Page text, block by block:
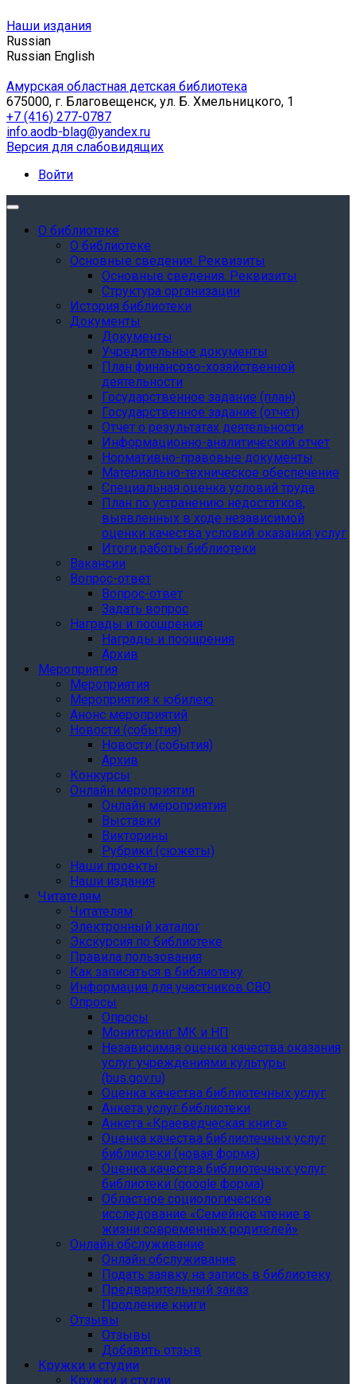
Наши издания
Russian
Russian English
Амурская областная детская библиотека
675000, г. Благовещенск, ул. Б. Хмельницкого, 1
+7 (416) 277-0787
info.aodb-blag@yandex.ru
Версия для слабовидящих
Войти
О библиотеке
О библиотеке
Основные сведения. Реквизиты
Основные сведения. Реквизиты
Структура организации
История библиотеки
Документы
Документы
Учредительные документы
План финансово-хозяйственной
деятельности
Государственное задание (план)
Государственное задание (отчет)
Отчет о результатах деятельности
Информационно-аналитический отчет
Нормативно-правовые документы
Материально-техническое обеспечение
Специальная оценка условий труда
План по устранению недостатков,
выявленных в ходе независимой
оценки качества условий оказания услуг
Итоги работы библиотеки
Вакансии
Вопрос-ответ
Вопрос-ответ
Задать вопрос
Награды и поощрения
Награды и поощрения
Архив
Мероприятия
Мероприятия
Мероприятия к юбилею
Анонс мероприятий
Новости (события)
Новости (события)
Архив
Конкурсы
Онлайн мероприятия
Онлайн мероприятия
Выставки
Викторины
Рубрики (сюжеты)
Наши проекты
Наши издания
Читателям
Читателям
Электронный каталог
Экскурсия по библиотеке
Правила пользования
Как записаться в библиотеку
Информация для участников СВО
Опросы
Опросы
Мониторинг МК и НП
Независимая оценка качества оказания
услуг учреждениями культуры
(bus.gov.ru)
Оценка качества библиотечных услуг
Анкета услуг библиотеки
Анкета «Краеведческая книга»
Oценка качества библиотечных услуг
библиотеки (новая форма)
Oценка качества библиотечных услуг
библиотеки (google форма)
Областное социологическое
исследование «Семейное чтение в
жизни современных родителей»
Онлайн обслуживание
Онлайн обслуживание
Подать заявку на запись в библиотеку
Предварительный заказ
Продление книги
Отзывы
Отзывы
Добавить отзыв
Кружки и студии
Кружки и студии